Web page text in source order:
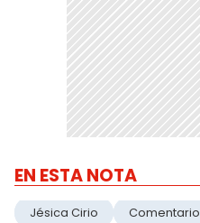
EN ESTA NOTA
Jésica Cirio Comentario